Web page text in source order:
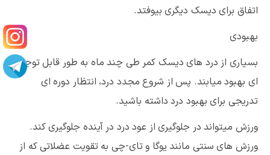
اتفاق برای دیسک دیگری بیوفتد.
بهبودی
بسیاری از درد های دیسک کمر طی چند ماه به طور قابل توجه
ای بهبود میابند. پس از شروع مجدد درد، انتظار دوره ای
تدریجی برای بهبود درد داشته باشید.
ورزش میتواند در جلوگیری از عود درد در آینده جلوگیری کند.
ورزش های سنتی مانند یوگا و تای-چی به تقویت عضلاتی که از